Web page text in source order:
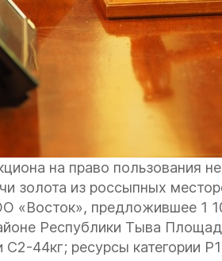
на право пользования
золота из россыпных
«Восток», предложившее 1
Республики Тыва
С2-44кг; ресурсы категории